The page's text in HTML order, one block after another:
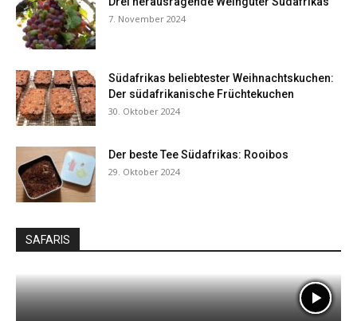
7. November 2024
Südafrikas beliebtester Weihnachtskuchen:
Der südafrikanische Früchtekuchen
30. Oktober 2024
Der beste Tee Südafrikas: Rooibos
29. Oktober 2024
SAFARIS